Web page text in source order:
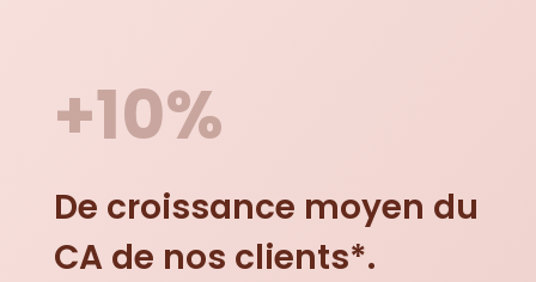
+10%
De croissance moyen du
CA de nos clients*.